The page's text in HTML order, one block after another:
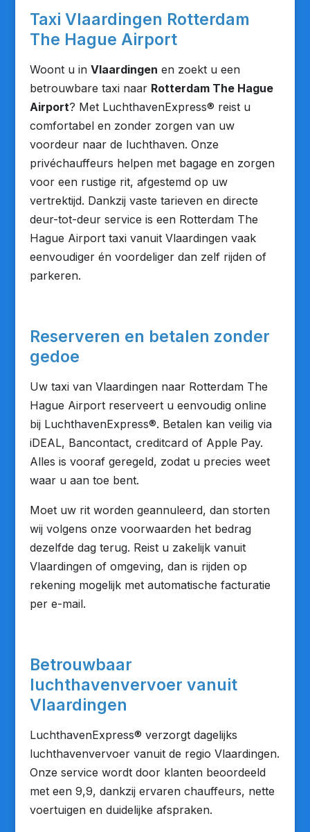
Taxi Vlaardingen Rotterdam
The Hague Airport
Woont u in Vlaardingen en zoekt u een
betrouwbare taxi naar Rotterdam The Hague
Airport? Met LuchthavenExpress® reist u
comfortabel en zonder zorgen van uw
voordeur naar de luchthaven. Onze
privéchauffeurs helpen met bagage en zorgen
voor een rustige rit, afgestemd op uw
vertrektijd. Dankzij vaste tarieven en directe
deur-tot-deur service is een Rotterdam The
Hague Airport taxi vanuit Vlaardingen vaak
eenvoudiger én voordeliger dan zelf rijden of
parkeren.
Reserveren en betalen zonder
gedoe
Uw taxi van Vlaardingen naar Rotterdam The
Hague Airport reserveert u eenvoudig online
bij LuchthavenExpress®. Betalen kan veilig via
iDEAL, Bancontact, creditcard of Apple Pay.
Alles is vooraf geregeld, zodat u precies weet
waar u aan toe bent.
Moet uw rit worden geannuleerd, dan storten
wij volgens onze voorwaarden het bedrag
dezelfde dag terug. Reist u zakelijk vanuit
Vlaardingen of omgeving, dan is rijden op
rekening mogelijk met automatische facturatie
per e-mail.
Betrouwbaar
luchthavenvervoer vanuit
Vlaardingen
LuchthavenExpress® verzorgt dagelijks
luchthavenvervoer vanuit de regio Vlaardingen.
Onze service wordt door klanten beoordeeld
met een 9,9, dankzij ervaren chauffeurs, nette
voertuigen en duidelijke afspraken.